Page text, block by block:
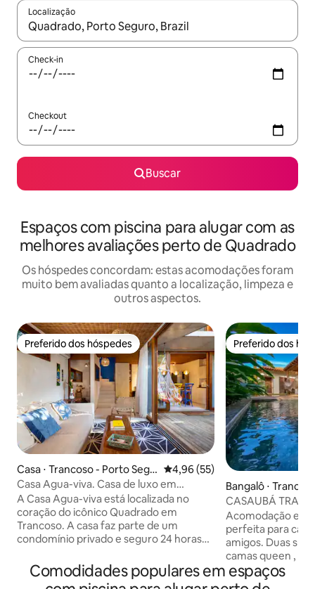
Localização
Quando os resultados estiverem disponíveis, explore-os
Check-in
Checkout
Buscar
Espaços com piscina para alugar com as
melhores avaliações perto de Quadrado
Os hóspedes concordam: estas acomodações foram
muito bem avaliadas quanto a localização, limpeza e
outros aspectos.
Preferido dos hóspedes
Preferido dos hóspedes
Casa ⋅ Trancoso - Porto Segu
ro
4,96 de uma avaliação média
4,96 (55)
Casa Agua-viva. Casa de luxo em
Quadrado.
A Casa Agua-viva está localizada no
coração do icônico Quadrado em
Trancoso. A casa faz parte de um
condomínio privado e seguro 24 horas
locais onde você tem acesso DIRETO ao
Quadrado - do lado de fora do portão
Preferido dos
Preferido dos
Bangalô ⋅
eguro
CASAUBÁ
e tranquilidade
Acomodação elegante em
perfeita para casais, famílias ou
amigos. Duas
camas queen , ar
Smart. (1 solt ) 2
banheiro social. A área
Comodidades populares em espaços